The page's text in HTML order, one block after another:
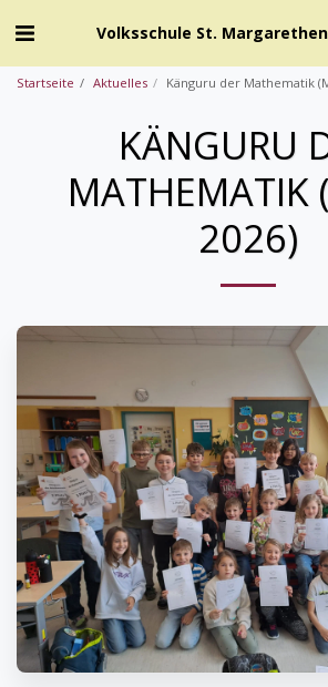
Volksschule St.
Startseite Aktuelles Känguru der Mathematik
KÄNGURU
MATHEMATIK
2026)